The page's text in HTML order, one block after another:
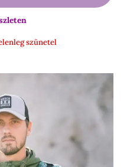
szünetel